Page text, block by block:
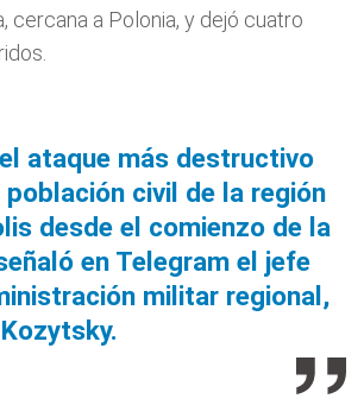
cercana a Polonia, y dejó cuatro
ataque más destructivo
civil de la región
desde el comienzo de la
en Telegram el jefe
militar regional,